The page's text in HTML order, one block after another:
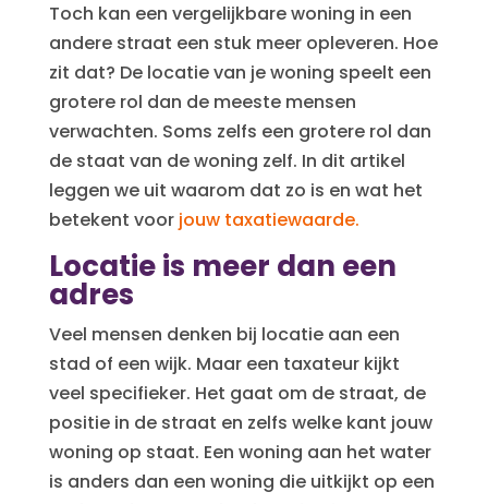
Toch kan een vergelijkbare woning in een
andere straat een stuk meer opleveren. Hoe
zit dat? De locatie van je woning speelt een
grotere rol dan de meeste mensen
verwachten. Soms zelfs een grotere rol dan
de staat van de woning zelf. In dit artikel
leggen we uit waarom dat zo is en wat het
betekent voor jouw taxatiewaarde.
Locatie is meer dan een
adres
Veel mensen denken bij locatie aan een
stad of een wijk. Maar een taxateur kijkt
veel specifieker. Het gaat om de straat, de
positie in de straat en zelfs welke kant jouw
woning op staat. Een woning aan het water
is anders dan een woning die uitkijkt op een